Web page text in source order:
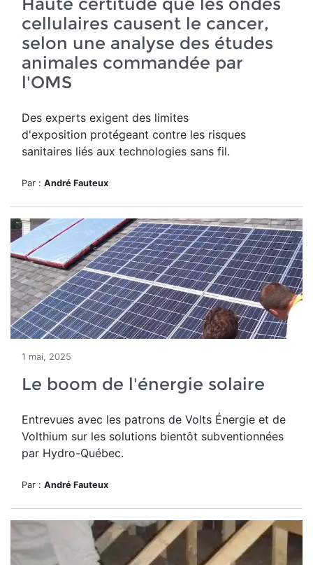
cellulaires causent le cancer,
selon une analyse des études
animales commandée par
l'OMS
Des experts exigent des limites
d'exposition protégeant contre les risques
sanitaires liés aux technologies sans fil.
Par : André Fauteux
1 mai, 2025
Le boom de l'énergie solaire
Entrevues avec les patrons de Volts Énergie et de
Volthium sur les solutions bientôt subventionnées
par Hydro-Québec.
Par : André Fauteux